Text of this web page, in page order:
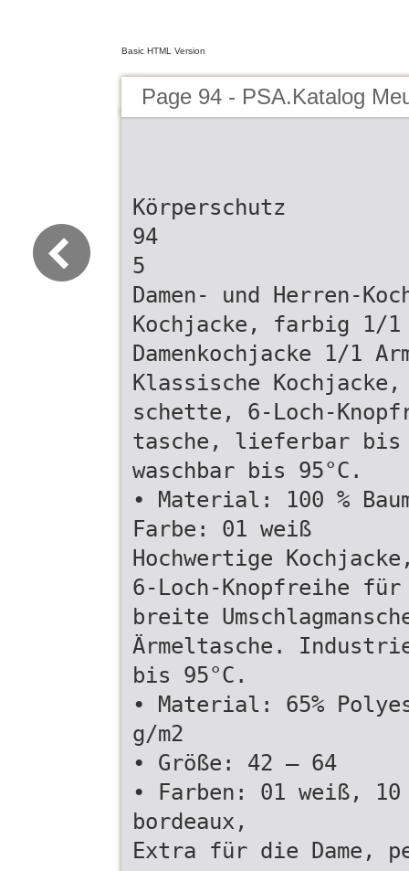
Basic HTML Version
Page 94 - PSA.Katalog
Körperschutz
94
5
Damen- und Herren-
Kochjacke, farbig 1/1
Damenkochjacke 1/1
Klassische
schette, 6-Loch-
tasche, lieferbar bis
waschbar bis 95°C.
• Material: 100 %
Farbe: 01 weiß
Hochwertige
6-Loch-Knopfreihe
breite
Ärmeltasche.
bis 95°C.
• Material: 65%
g/m2
• Größe: 42 – 64
• Farben: 01 weiß,
bordeaux,
Extra für die